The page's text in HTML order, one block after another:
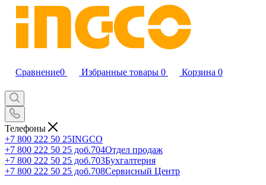
Сравнение0 Избранные товары 0 Корзина 0
Телефоны
+7 800 222 50 25INGCO
+7 800 222 50 25 доб.704Отдел продаж
+7 800 222 50 25 доб.703Бухгалтерия
+7 800 222 50 25 доб.708Сервисный Центр